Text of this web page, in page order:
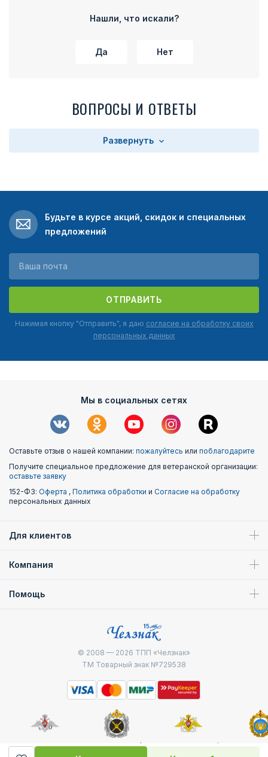
Нашли, что искали?
Да Нет
ВОПРОСЫ И ОТВЕТЫ
Развернуть
Будьте в курсе акций, скидок и специальных
предложений
ОТПРАВИТЬ
Нажимая кнопку "Отправить", я даю согласие на обработку своих
персональных данных
Мы в социальных сетях
Оставьте отзыв о нашей компании: пожалуйтесь или поблагодарите
Получите специальное предложение для ветеранской организации:
оставьте заявку
152-ФЗ: Оферта , Политика обработки и Согласие на обработку
персональных данных
Для клиентов
Компания
Помощь
© 2008 — 2026 ТПП «Челзнак»
ТМ Товарный знак №729538
Министерство
Генштаб ВС РФ
Военно-морской